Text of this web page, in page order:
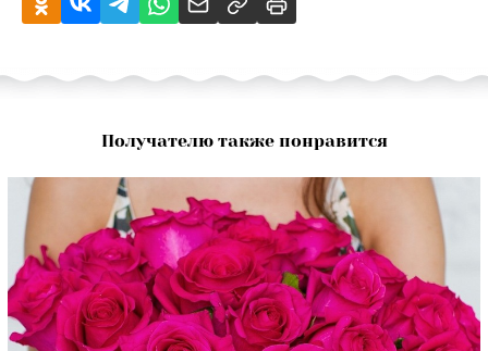
Получателю также понравится